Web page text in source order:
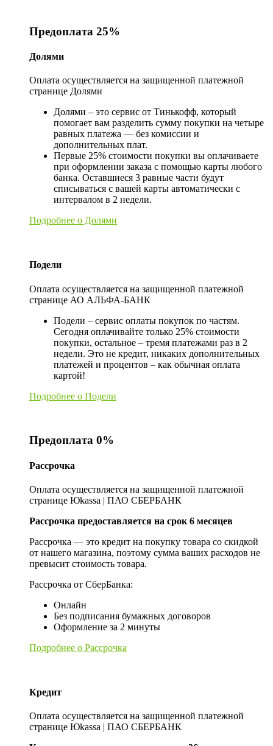
Предоплата 25%
Долями
Оплата осуществляется на защищенной платежной
странице Долями
Долями – это сервис от Тинькофф, который
помогает вам разделить сумму покупки на четыре
равных платежа — без комиссии и
дополнительных плат.
Первые 25% стоимости покупки вы оплачиваете
при оформлении заказа с помощью карты любого
банка. Оставшиеся 3 равные части будут
списываться с вашей карты автоматически с
интервалом в 2 недели.
Подробнее о Долями
Подели
Оплата осуществляется на защищенной платежной
странице АО АЛЬФА-БАНК
Подели – сервис оплаты покупок по частям.
Сегодня оплачивайте только 25% стоимости
покупки, остальное – тремя платежами раз в 2
недели. Это не кредит, никаких дополнительных
платежей и процентов – как обычная оплата
картой!
Подробнее о Подели
Предоплата 0%
Рассрочка
Оплата осуществляется на защищенной платежной
странице Юkassa | ПАО СБЕРБАНК
Рассрочка предоставляется на срок 6 месяцев
Рассрочка — это кредит на покупку товара со скидкой
от нашего магазина, поэтому сумма ваших расходов не
превысит стоимость товара.
Рассрочка от СберБанка:
Онлайн
Без подписания бумажных договоров
Оформление за 2 минуты
Подробнее о Рассрочка
Кредит
Оплата осуществляется на защищенной платежной
странице Юkassa | ПАО СБЕРБАНК